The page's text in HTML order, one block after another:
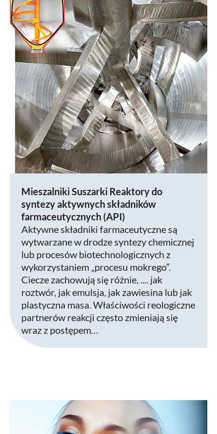
Mieszalniki Suszarki Reaktory do
syntezy aktywnych składników
farmaceutycznych (API)
Aktywne składniki farmaceutyczne są
wytwarzane w drodze syntezy chemicznej
lub procesów biotechnologicznych z
wykorzystaniem „procesu mokrego”.
Ciecze zachowują się różnie, .... jak
roztwór, jak emulsja, jak zawiesina lub jak
plastyczna masa. Właściwości reologiczne
partnerów reakcji często zmieniają się
wraz z postępem…